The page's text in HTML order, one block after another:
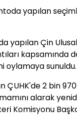
yapılan
yapılan Çin
kapsamında
oylamaya sunuldu.
ÇUHK'de 2 bin
alarak
Komisyonu